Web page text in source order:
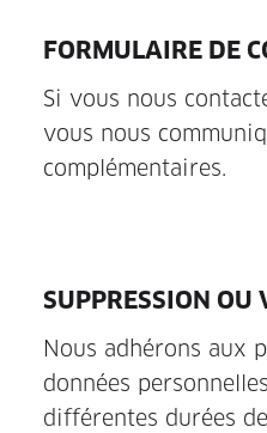
FORMULAIRE DE
Si vous nous
vous nous
complémentaires.
SUPPRESSION OU
Nous adhérons aux
données
différentes durées